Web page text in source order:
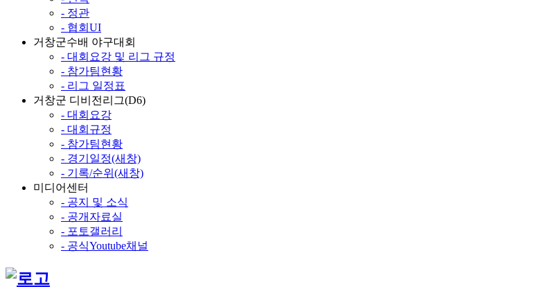
- 정관
- 협회UI
거창군수배 야구대회
- 대회요강 및 리그 규정
- 참가팀현황
- 리그 일정표
거창군 디비전리그(D6)
- 대회요강
- 대회규정
- 참가팀현황
- 경기일정(새창)
- 기록/순위(새창)
미디어센터
- 공지 및 소식
- 공개자료실
- 포토갤러리
- 공식Youtube채널